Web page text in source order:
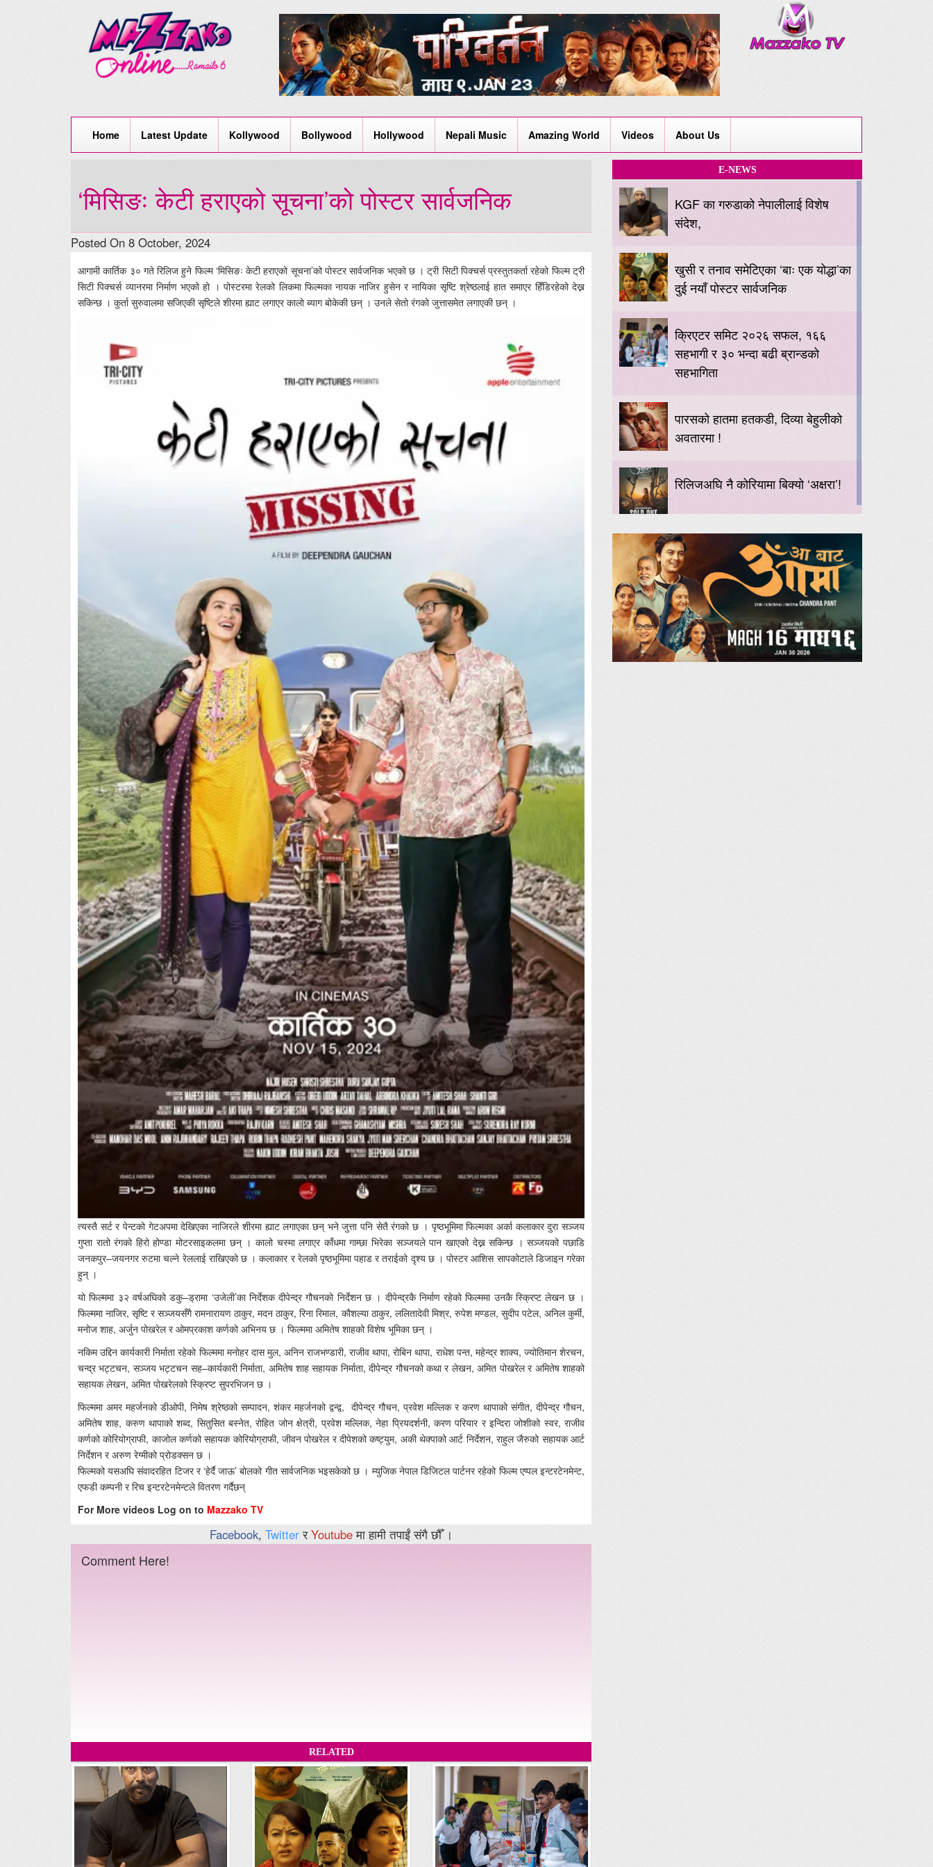
Home Latest Update Kollywood Bollywood Hollywood Nepali Music Amazing World Videos About Us
‘मिसिङः केटी हराएको सूचना’को पोस्टर सार्वजनिक
Posted On 8 October, 2024
आगामी कार्तिक ३० गते रिलिज हुने फिल्म ‘मिसिङः केटी हराएको सूचना’को पोस्टर सार्वजनिक भएको छ । ट्री सिटी पिक्चर्स प्रस्तुतकर्ता रहेको फिल्म ट्री
सिटी पिक्चर्स व्यानरमा निर्माण भएको हो । पोस्टरमा रेलको लिकमा फिल्मका नायक नाजिर हुसेन र नायिका सृष्टि श्रेष्ठलाई हात समाएर हिँडिरहेको देख्न
सकिन्छ । कुर्ता सुरुवालमा सजिएकी सृष्टिले शीरमा ह्याट लगाएर कालो ब्याग बोकेकी छन् । उनले सेतो रंगको जुत्तासमेत लगाएकी छन् ।
त्यस्तै सर्ट र पेन्टको गेटअपमा देखिएका नाजिरले शीरमा ह्याट लगाएका छन् भने जुत्ता पनि सेतै रंगको छ । पृष्ठभूमिमा फिल्मका अर्का कलाकार दुरा सञ्जय
गुप्ता रातो रंगको हिरो होण्डा मोटरसाइकलमा छन् । कालो चस्मा लगाएर काँधमा गाम्छा भिरेका सञ्जयले पान खाएको देख्न सकिन्छ । सञ्जयको पछाडि
जनकपुर–जयनगर रुटमा चल्ने रेललाई राखिएको छ । कलाकार र रेलको पृष्ठभूमिमा पहाड र तराईको दृश्य छ । पोस्टर आशिस सापकोटाले डिजाइन गरेका
हुन् ।
यो फिल्ममा ३२ वर्षअघिको डकु–ड्रामा ‘उजेली’का निर्देशक दीपेन्द्र गौचनको निर्देशन छ । दीपेन्द्रकै निर्माण रहेको फिल्ममा उनकै स्क्रिप्ट लेखन छ ।
फिल्ममा नाजिर, सृष्टि र सञ्जयसँगै रामनारायण ठाकुर, मदन ठाकुर, रिना रिमाल, कौशल्या ठाकुर, ललितादेवी मिश्र, रुपेश मण्डल, सुदीप पटेल, अनिल कुर्मी,
मनोज शाह, अर्जुन पोखरेल र ओमप्रकाश कर्णको अभिनय छ । फिल्ममा अमितेष शाहको विशेष भूमिका छन् ।
नकिम उद्दिन कार्यकारी निर्माता रहेको फिल्ममा मनोहर दास मुल, अनिन राजभण्डारी, राजीव थापा, रोबिन थापा, राधेश पन्त, महेन्द्र शाक्य, ज्योतिमान शेरचन,
चन्द्र भट्टचन, सञ्जय भट्टचन सह–कार्यकारी निर्माता, अमितेष शाह सहायक निर्माता, दीपेन्द्र गौचनको कथा र लेखन, अमित पोखरेल र अमितेष शाहको
सहायक लेखन, अमित पोखरेलको स्क्रिप्ट सुपरभिजन छ ।
फिल्ममा अमर महर्जनको डीओपी, निमेष श्रेष्ठको सम्पादन, शंकर महर्जनको द्वन्द्व, दीपेन्द्र गौचन, प्रवेश मल्लिक र करण थापाको संगीत, दीपेन्द्र गौचन,
अमितेष शाह, करुण थापाको शब्द, सितुसित बस्नेत, रोहित जोन क्षेत्री, प्रवेश मल्लिक, नेहा प्रियदर्शनी, करण परियार र इन्दिरा जोशीको स्वर, राजीव
कर्णको कोरियोग्राफी, काजोल कर्णको सहायक कोरियोग्राफी, जीवन पोखरेल र दीपेशको कष्ट्युम, अकी थेक्पाको आर्ट निर्देशन, राहुल जैरुको सहायक आर्ट
निर्देशन र अरुण रेग्मीको प्रोडक्सन छ ।
फिल्मको यसअघि संवादरहित टिजर र ‘हेर्दै जाऊ’ बोलको गीत सार्वजनिक भइसकेको छ । म्युजिक नेपाल डिजिटल पार्टनर रहेको फिल्म एप्पल इन्टरटेनमेन्ट,
एफडी कम्पनी र रिच इन्टरटेनमेन्टले वितरण गर्दैछन्
For More videos Log on to Mazzako TV
Facebook, TwitterरYoutubeमा हामी तपाईं संगै छौँ ।
Comment Here!
RELATED
E-NEWS
KGF का गरुडाको नेपालीलाई विशेष
संदेश,
खुसी र तनाव समेटिएका ‘बाः एक योद्धा’का
दुई नयाँ पोस्टर सार्वजनिक
क्रिएटर समिट २०२६ सफल, १६६
सहभागी र ३० भन्दा बढी ब्रान्डको
सहभागिता
पारसको हातमा हतकडी, दिव्या बेहुलीको
अवतारमा !
रिलिजअघि नै कोरियामा बिक्यो ‘अक्षरा’!